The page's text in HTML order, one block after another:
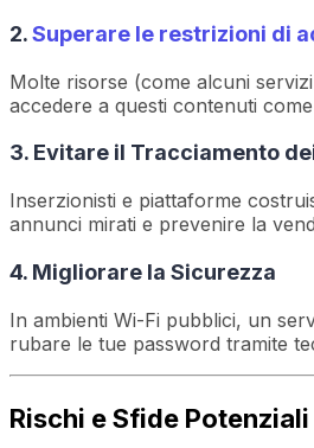
2.Superare le restrizioni di
Molte risorse (come alcuni
accedere a questi contenuti
3. Evitare il Tracciamento
Inserzionisti e piattaforme
annunci mirati e prevenire la
4. Migliorare la Sicurezza
In ambienti Wi-Fi pubblici, un
rubare le tue password tramite
Rischi e Sfide Potenziali